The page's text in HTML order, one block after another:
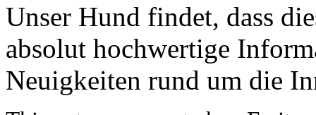
Unser Hund findet, dass
absolut hochwertige
Neuigkeiten rund um die